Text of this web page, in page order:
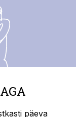
päeva